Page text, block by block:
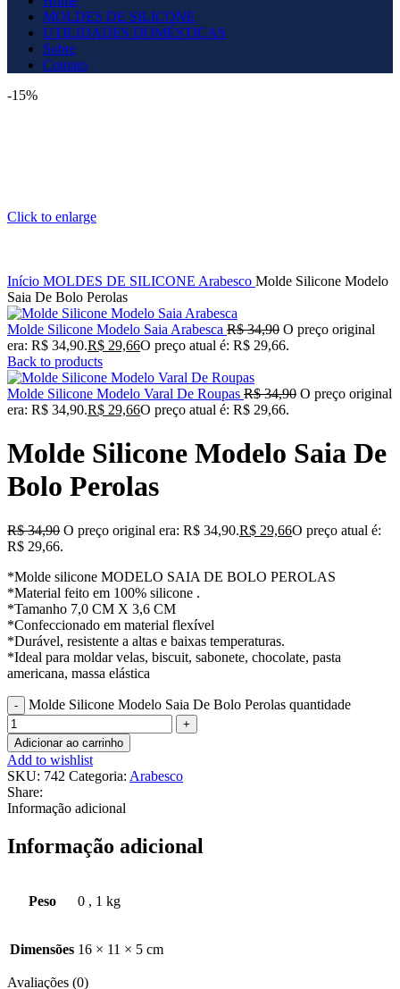
MOLDES DE SILICONE
UTILIDADES DOMÉSTICAS
Sobre
Contato
-15%
Click to enlarge
Início MOLDES DE SILICONE Arabesco Molde Silicone Modelo
Saia De Bolo Perolas
Molde Silicone Modelo Saia Arabesca R$34,90 O preço original
era: R$ 34,90.R$ 29,66O preço atual é: R$ 29,66.
Back to products
Molde Silicone Modelo Varal De Roupas R$34,90 O preço original
era: R$ 34,90.R$ 29,66O preço atual é: R$ 29,66.
Molde Silicone Modelo Saia De
Bolo Perolas
R$34,90 O preço original era: R$ 34,90.R$ 29,66O preço atual é:
R$ 29,66.
*Molde silicone MODELO SAIA DE BOLO PEROLAS
*Material feito em 100% silicone .
*Tamanho 7,0 CM X 3,6 CM
*Confeccionado em material flexível
*Durável, resistente a altas e baixas temperaturas.
*Ideal para moldar velas, biscuit, sabonete, chocolate, pasta
americana, massa elástica
Molde Silicone Modelo Saia De Bolo Perolas quantidade
Adicionar ao carrinho
Add to wishlist
SKU: 742 Categoria: Arabesco
Share:
Informação adicional
Informação adicional
Peso 0 , 1 kg
Dimensões 16 × 11 × 5 cm
Avaliações (0)